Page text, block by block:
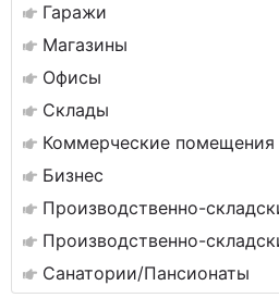
Гаражи
Магазины
Офисы
Склады
Коммерческие помещения
Бизнес
Производственно-
Производственно-
Санатории/Пансионаты